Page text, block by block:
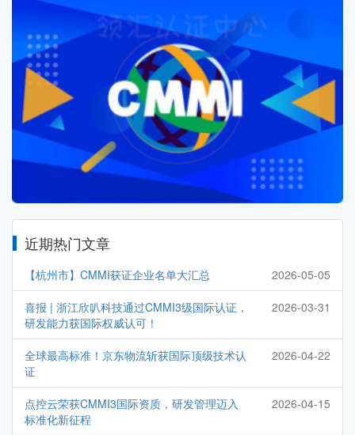
近期热门文章
【杭州市】CMMI获证企业名单大汇总 2026-05-05
喜报 | 浙江欣叭科技通过CMMI3级国际认证，
研发能力获国际权威认可！
2026-03-31
全球最高标准！京东物流斩获国际顶级技术认
证
2026-04-22
点控云荣获CMMI3国际资质，研发管理迈入
标准化新征程
2026-04-15